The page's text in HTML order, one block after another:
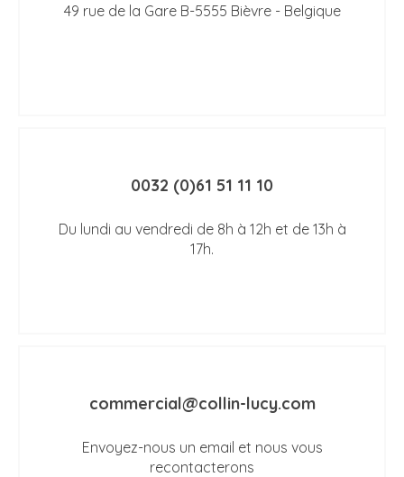
49 rue de la Gare B-5555 Bièvre - Belgique
0032 (0)61 51 11 10
Du lundi au vendredi de 8h à 12h et de 13h à
17h.
commercial@collin-lucy.com
Envoyez-nous un email et nous vous
recontacterons